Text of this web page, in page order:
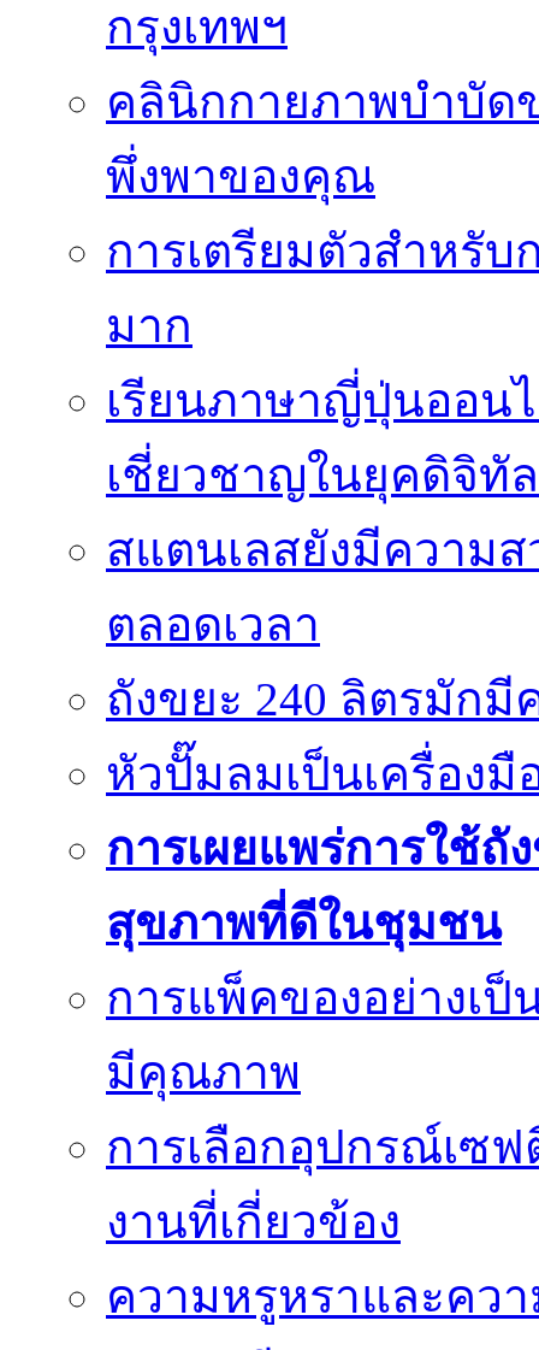
กรุงเทพฯ
คลินิกกายภาพบำบัด
พึ่งพาของคุณ
การเตรียมตัวสำหรั
มาก
เรียนภาษาญี่ปุ่นออน
เชี่ยวชาญในยุคดิจิทัล
สแตนเลสยังมีความ
ตลอดเวลา
ถังขยะ 240 ลิตรมัก
หัวปั๊มลมเป็นเครื่องมื
การเผยแพร่การใช้ถั
สุขภาพที่ดีในชุมชน
การแพ็คของอย่างเ
มีคุณภาพ
การเลือกอุปกรณ์เซ
งานที่เกี่ยวข้อง
ความหรูหราและคว